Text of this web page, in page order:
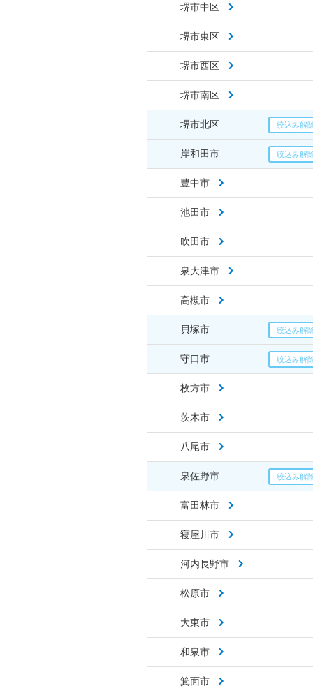
堺市中区
堺市東区
堺市西区
堺市南区
堺市北区
岸和田市
豊中市
池田市
吹田市
泉大津市
高槻市
貝塚市
守口市
枚方市
茨木市
八尾市
泉佐野市
富田林市
寝屋川市
河内長野市
松原市
大東市
和泉市
箕面市